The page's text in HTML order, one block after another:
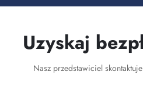
Uzyskaj
Nasz przedstawiciel